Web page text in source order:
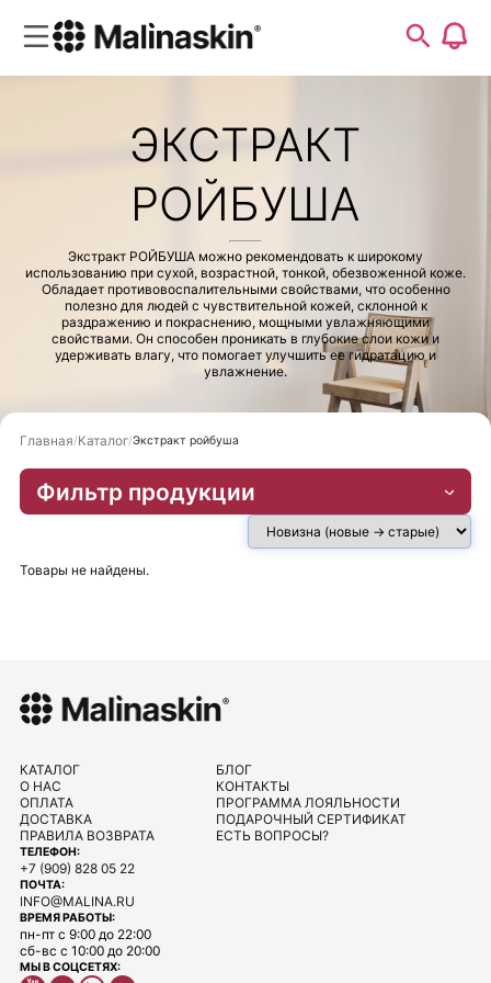
ЭКСТРАКТ
РОЙБУША
Экстракт РОЙБУША можно рекомендовать к широкому
использованию при сухой, возрастной, тонкой, обезвоженной коже.
Обладает противовоспалительными свойствами, что особенно
полезно для людей с чувствительной кожей, склонной к
раздражению и покраснению, мощными увлажняющими
свойствами. Он способен проникать в глубокие слои кожи и
удерживать влагу, что помогает улучшить ее гидратацию и
увлажнение.
Главная Каталог Экстракт ройбуша
Фильтр продукции
Товары не найдены.
ТЕЛЕФОН:
+7 (909) 828 05 22
ПОЧТА:
INFO@MALINA.RU
ВРЕМЯ РАБОТЫ:
пн-пт с 9:00 до 22:00
сб-вс с 10:00 до 20:00
МЫ В СОЦСЕТЯХ:
КАТАЛОГ
О НАС
ОПЛАТА
ДОСТАВКА
ПРАВИЛА ВОЗВРАТА
БЛОГ
КОНТАКТЫ
ПРОГРАММА ЛОЯЛЬНОСТИ
ПОДАРОЧНЫЙ СЕРТИФИКАТ
ЕСТЬ ВОПРОСЫ?